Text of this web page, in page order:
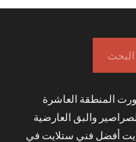
البحث
والبق العارضية
أفضل فني ستلايت في